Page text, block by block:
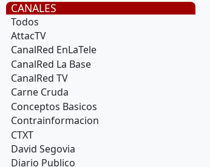
CANALES
Todos
AttacTV
CanalRed EnLaTele
CanalRed La Base
CanalRed TV
Carne Cruda
Conceptos Basicos
Contrainformacion
CTXT
David Segovia
Diario Publico